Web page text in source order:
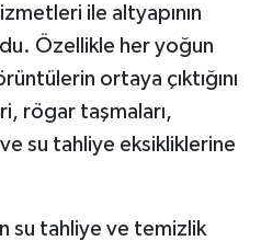
ile altyapının
Özellikle her yoğun
ortaya çıktığını
rögar taşmaları,
su tahliye eksikliklerine
su tahliye ve temizlik